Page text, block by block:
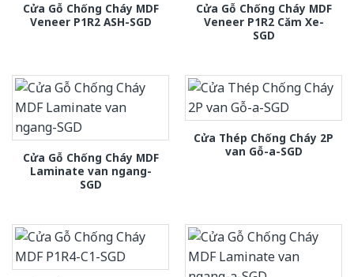
Cửa Gỗ Chống Cháy MDF
Veneer P1R2 ASH-SGD
Cửa Gỗ Chống Cháy MDF
Veneer P1R2 Căm Xe-
SGD
Cửa Gỗ Chống Cháy MDF
Laminate van ngang-
SGD
Cửa Thép Chống Cháy 2P
van Gỗ-a-SGD